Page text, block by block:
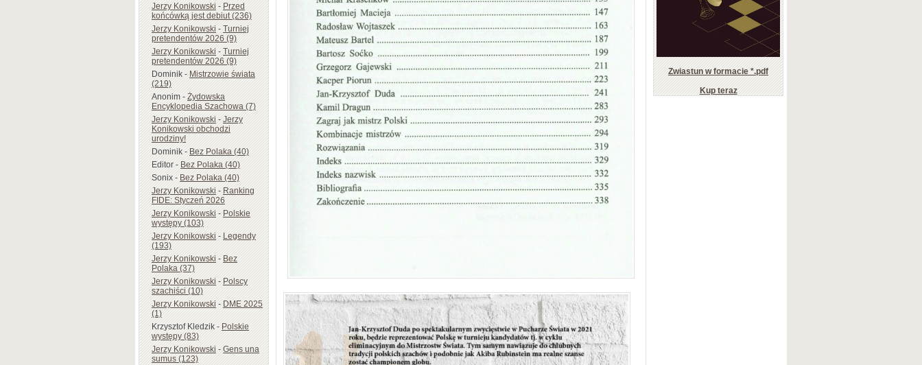
Jerzy Konikowski-Przed
końcówką jest debiut (236)
Jerzy Konikowski-Turniej
pretendentów 2026 (9)
Jerzy Konikowski-Turniej
pretendentów 2026 (9)
Dominik-Mistrzowie świata
(219)
Anonim-Żydowska
Encyklopedia Szachowa (7)
Jerzy Konikowski-Jerzy
Konikowski obchodzi
urodziny!
Dominik-Bez Polaka (40)
Editor-Bez Polaka (40)
Sonix-Bez Polaka (40)
Jerzy Konikowski-Ranking
FIDE: Styczeń 2026
Jerzy Konikowski-Polskie
występy (103)
Jerzy Konikowski-Legendy
(193)
Jerzy Konikowski-Bez
Polaka (37)
Jerzy Konikowski-Polscy
szachiści (10)
Jerzy Konikowski-DME 2025
(1)
Krzysztof Kledzik-Polskie
występy (83)
Jerzy Konikowski-Gens una
sumus (123)
Zwiastun w formacie *.pdf
Kup teraz